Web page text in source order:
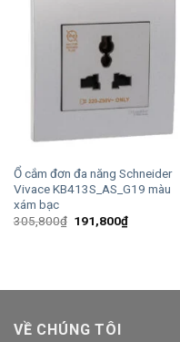
Ổ cắm đơn đa năng Schneider
Vivace KB413S_AS_G19 màu
xám bạc
305,800₫ Giá
191,800₫Giá
hiện
VỀ CHÚNG TÔI